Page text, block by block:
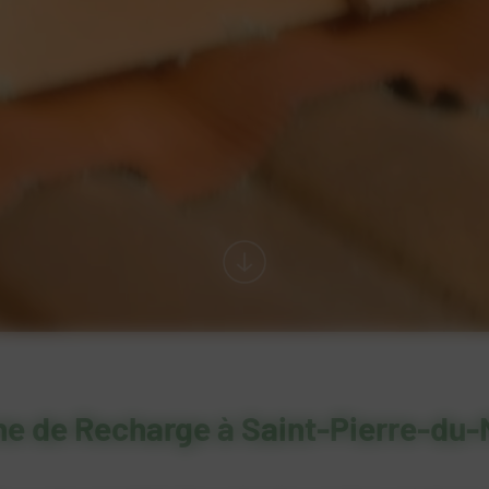
de Recharge à Saint-Pierre-du-